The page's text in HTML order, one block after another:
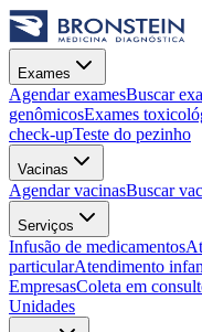
Exames
Agendar examesBuscar
genômicosExames
check-upTeste do pezinho
Vacinas
Agendar vacinasBuscar
Serviços
Infusão de medicamentos
particularAtendimento
EmpresasColeta em
Unidades